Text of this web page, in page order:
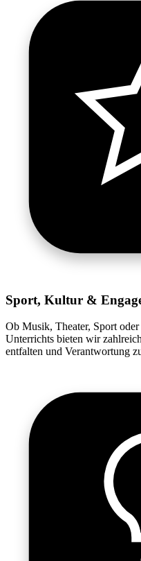
Sport, Kultur &
Ob Musik, Theater, Sport
Unterrichts bieten wir
entfalten und Verantwortung